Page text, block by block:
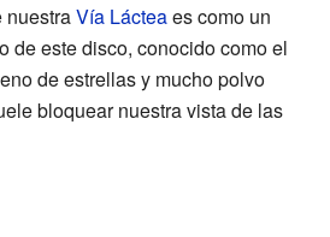
nuestraVía Lácteaes como un
de este disco, conocido como el
de estrellas y mucho polvo
bloquear nuestra vista de las